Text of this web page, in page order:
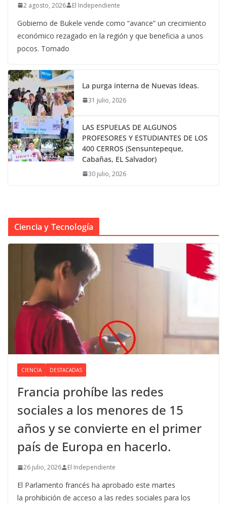
2 agosto, 2026 El Independiente
Gobierno de Bukele vende como “avance” un crecimiento
económico rezagado en la región y que beneficia a unos
pocos. Tomado
La purga interna de Nuevas Ideas.
31 julio, 2026
LAS ESPUELAS DE ALGUNOS
PROFESORES Y ESTUDIANTES DE LOS
400 CERROS (Sensuntepeque,
Cabañas, EL Salvador)
30 julio, 2026
Ciencia y Tecnología
CIENCIA DESTACADAS
Francia prohíbe las redes
sociales a los menores de 15
años y se convierte en el primer
país de Europa en hacerlo.
26 julio, 2026 El Independiente
El Parlamento francés ha aprobado este martes
la prohibición de acceso a las redes sociales para los